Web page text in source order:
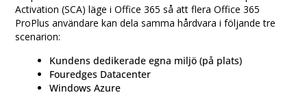
Activation (SCA) läge i Office 365 så att flera Office 365
ProPlus användare kan dela samma hårdvara i följande tre
scenarion:
Kundens dedikerade egna miljö (på plats)
Fouredges Datacenter
Windows Azure